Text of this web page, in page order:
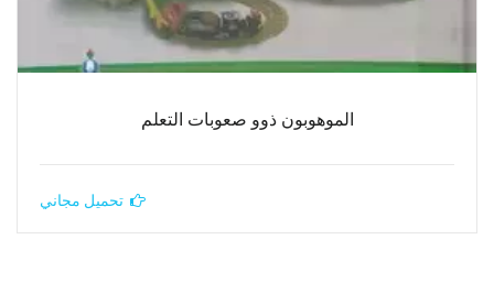
الموهوبون ذوو صعوبات التعلم
تحميل مجاني